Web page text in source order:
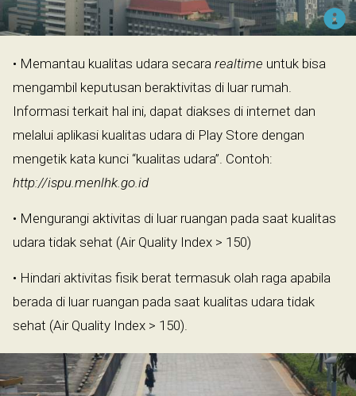
• Memantau kualitas udara secara realtime untuk bisa
mengambil keputusan beraktivitas di luar rumah.
Informasi terkait hal ini, dapat diakses di internet dan
melalui aplikasi kualitas udara di Play Store dengan
mengetik kata kunci “kualitas udara”. Contoh:
http://ispu.menlhk.go.id
• Mengurangi aktivitas di luar ruangan pada saat kualitas
udara tidak sehat (Air Quality Index > 150)
• Hindari aktivitas fisik berat termasuk olah raga apabila
berada di luar ruangan pada saat kualitas udara tidak
sehat (Air Quality Index > 150).